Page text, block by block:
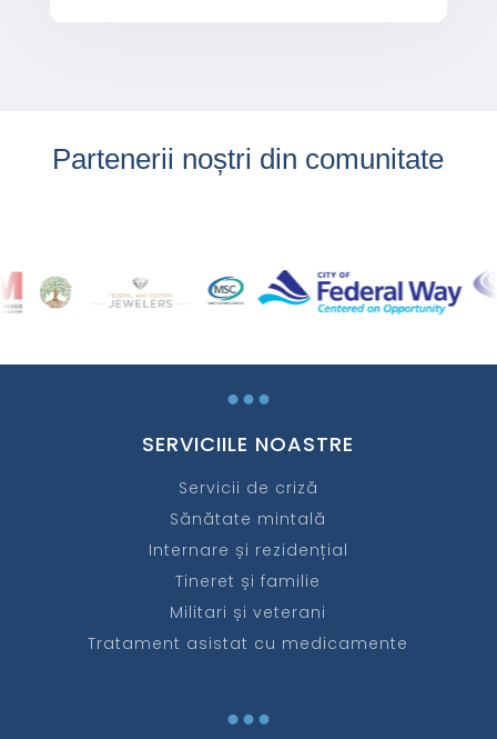
Partenerii noștri din comunitate
...
SERVICIILE NOASTRE
Servicii de criză
Sănătate mintală
Internare și rezidențial
Tineret și familie
Militari și veterani
Tratament asistat cu medicamente
...